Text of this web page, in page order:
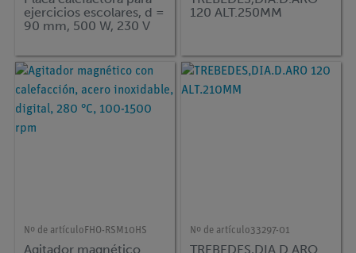
ejercicios escolares, d =
90 mm, 500 W, 230 V
120 ALT.250MM
Nº de artículo FHO-RSM10HS
Agitador magnético
Nº de artículo33297-01
TREBEDES,DIA.D.ARO